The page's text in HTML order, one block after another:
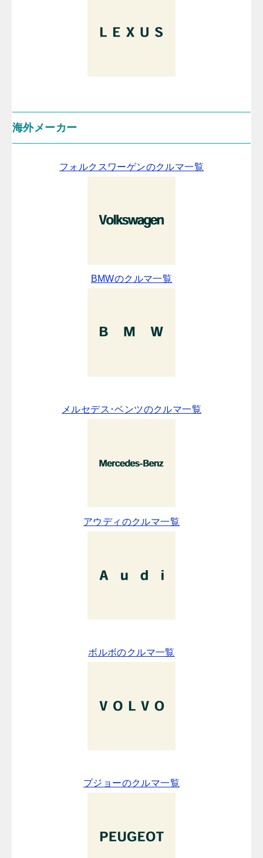
海外メーカー
フォルクスワーゲンのクルマ一覧
BMWのクルマ一覧
メルセデス･ベンツのクルマ一覧
アウディのクルマ一覧
ボルボのクルマ一覧
プジョーのクルマ一覧